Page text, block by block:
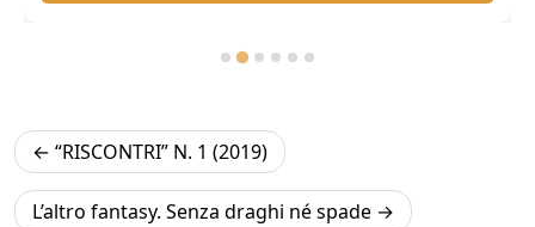
Navigazione
articoli
“RISCONTRI” N. 1 (2019)
L’altro fantasy. Senza draghi né spade